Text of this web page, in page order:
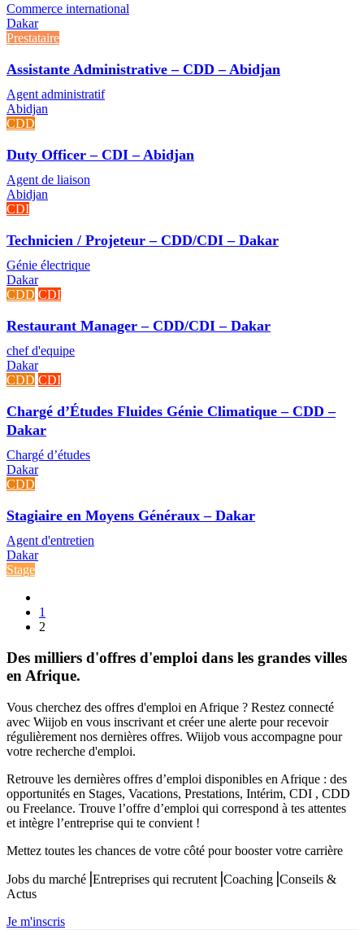
Commerce international
Dakar
Prestataire
Assistante Administrative – CDD – Abidjan
Agent administratif
Abidjan
CDD
Duty Officer – CDI – Abidjan
Agent de liaison
Abidjan
CDI
Technicien / Projeteur – CDD/CDI – Dakar
Génie électrique
Dakar
CDD CDI
Restaurant Manager – CDD/CDI – Dakar
chef d'equipe
Dakar
CDD CDI
Chargé d’Études Fluides Génie Climatique – CDD –
Dakar
Chargé d’études
Dakar
CDD
Stagiaire en Moyens Généraux – Dakar
Agent d'entretien
Dakar
Stage
1
2
Des milliers d'offres d'emploi dans les grandes villes
en Afrique.
Vous cherchez des offres d'emploi en Afrique ? Restez connecté
avec Wiijob en vous inscrivant et créer une alerte pour recevoir
régulièrement nos dernières offres. Wiijob vous accompagne pour
votre recherche d'emploi.
Retrouve les dernières offres d’emploi disponibles en Afrique : des
opportunités en Stages, Vacations, Prestations, Intérim, CDI , CDD
ou Freelance. Trouve l’offre d’emploi qui correspond à tes attentes
et intègre l’entreprise qui te convient !
Mettez toutes les chances de votre côté pour booster votre carrière
Jobs du marché⎟Entreprises qui recrutent⎟Coaching⎟Conseils &
Actus
Je m'inscris